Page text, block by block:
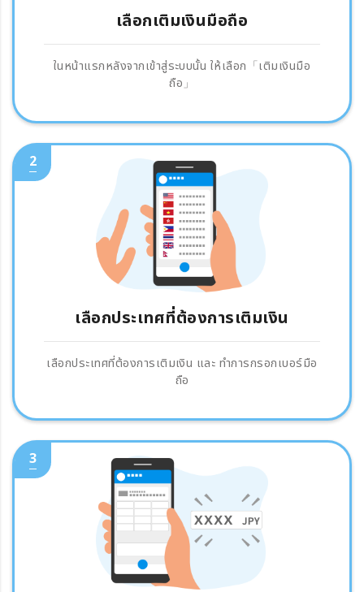
เลือกเติมเงินมือถือ
ในหน้าแรกหลังจากเข้าสู่ระบบนั้น ให้เลือก「เติมเงินมือ
ถือ」
2
เลือกประเทศที่ต้องการเติมเงิน
เลือกประเทศที่ต้องการเติมเงิน และ ทำการกรอกเบอร์มือ
ถือ
3